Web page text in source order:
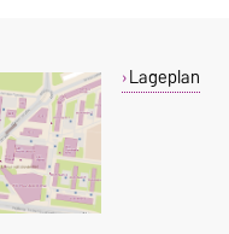
Lageplan